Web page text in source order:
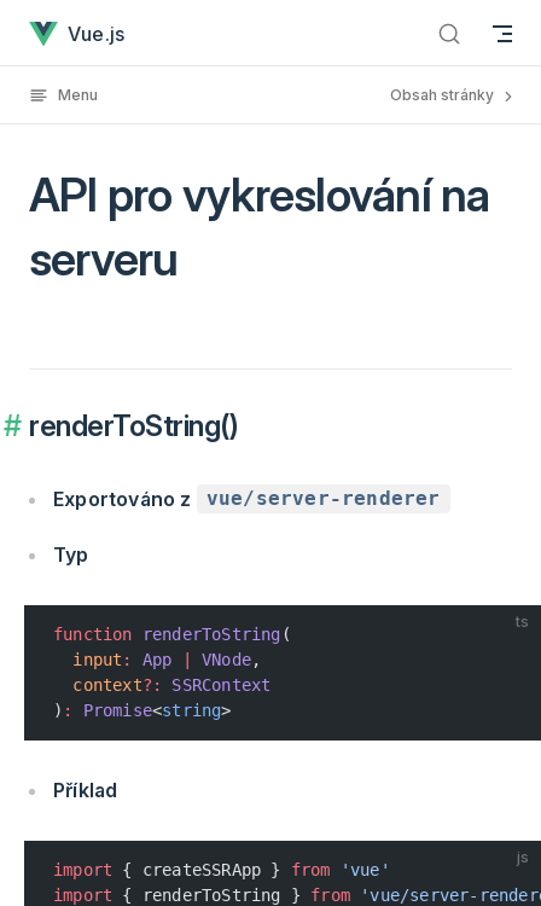
Skip to content
Vue.js
Menu Obsah stránky
API pro vykreslování na
serveru
renderToString()
Exportováno z vue/server-renderer
Typ
ts
function renderToString (
  input
: App VNode,
  context
?:
SSRContext
) : Promise<string>
Příklad
js
import { createSSRApp } from 'vue'
import { renderToString } from 'vue/server-